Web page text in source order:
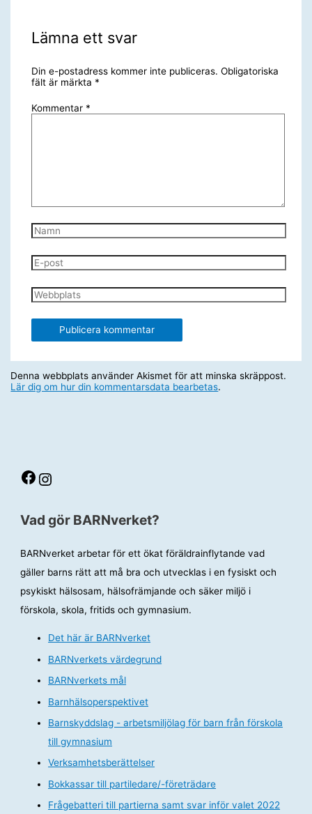
Lämna ett svar
Din e-postadress kommer inte publiceras. Obligatoriska
fält är märkta *
Kommentar *
Namn
E-
post
Webbplats
Denna webbplats använder Akismet för att minska skräppost.
Lär dig om hur din kommentarsdata bearbetas.
Facebook Instagram
Vad gör BARNverket?
BARNverket arbetar för ett ökat föräldrainflytande vad
gäller barns rätt att må bra och utvecklas i en fysiskt och
psykiskt hälsosam, hälsofrämjande och säker miljö i
förskola, skola, fritids och gymnasium.
Det här är BARNverket
BARNverkets värdegrund
BARNverkets mål
Barnhälsoperspektivet
Barnskyddslag - arbetsmiljölag för barn från förskola
till gymnasium
Verksamhetsberättelser
Bokkassar till partiledare/-företrädare
Frågebatteri till partierna samt svar inför valet 2022